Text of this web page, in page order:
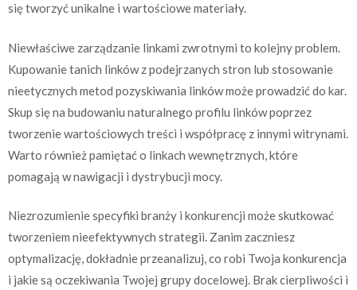
się tworzyć unikalne i wartościowe materiały.
Niewłaściwe zarządzanie linkami zwrotnymi to kolejny problem.
Kupowanie tanich linków z podejrzanych stron lub stosowanie
nieetycznych metod pozyskiwania linków może prowadzić do kar.
Skup się na budowaniu naturalnego profilu linków poprzez
tworzenie wartościowych treści i współpracę z innymi witrynami.
Warto również pamiętać o linkach wewnętrznych, które
pomagają w nawigacji i dystrybucji mocy.
Niezrozumienie specyfiki branży i konkurencji może skutkować
tworzeniem nieefektywnych strategii. Zanim zaczniesz
optymalizację, dokładnie przeanalizuj, co robi Twoja konkurencja
i jakie są oczekiwania Twojej grupy docelowej. Brak cierpliwości i